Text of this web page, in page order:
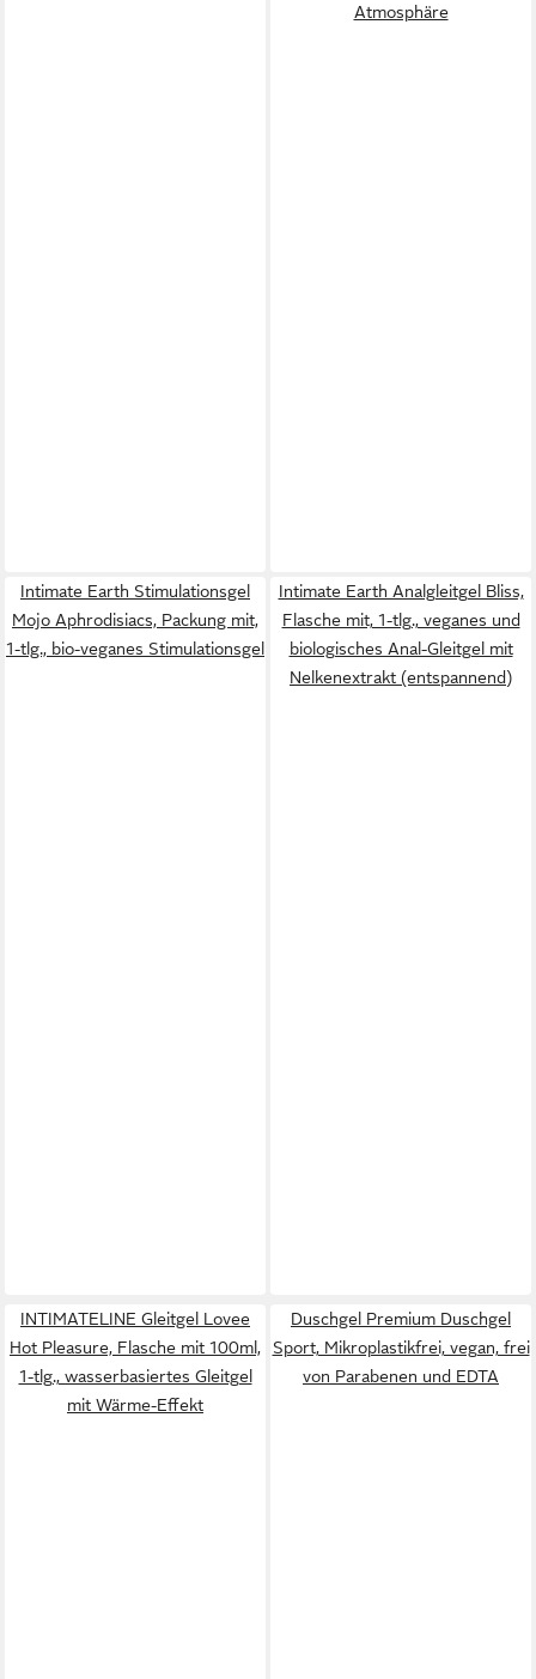
Atmosphäre
Intimate Earth Stimulationsgel
Mojo Aphrodisiacs, Packung mit,
1-tlg., bio-veganes Stimulationsgel
Intimate Earth Analgleitgel Bliss,
Flasche mit, 1-tlg., veganes und
biologisches Anal-Gleitgel mit
Nelkenextrakt (entspannend)
INTIMATELINE Gleitgel Lovee
Hot Pleasure, Flasche mit 100ml,
1-tlg., wasserbasiertes Gleitgel
mit Wärme-Effekt
Duschgel Premium Duschgel
Sport, Mikroplastikfrei, vegan, frei
von Parabenen und EDTA